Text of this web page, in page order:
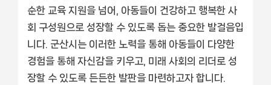
순한 교육 지원을 넘어, 아동들이 건강하고 행복한 사
회 구성원으로 성장할 수 있도록 돕는 중요한 발걸음입
니다. 군산시는 이러한 노력을 통해 아동들이 다양한
경험을 통해 자신감을 키우고, 미래 사회의 리더로 성
장할 수 있도록 든든한 발판을 마련하고자 합니다.